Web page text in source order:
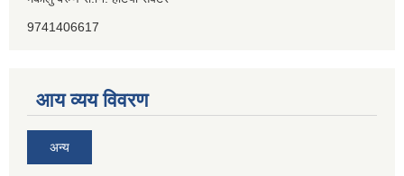
9741406617
आय व्यय विवरण
अन्य